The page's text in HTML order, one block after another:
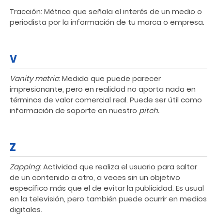
Tracción: Métrica que señala el interés de un medio o
periodista por la información de tu marca o empresa.
V
Vanity metric: Medida que puede parecer
impresionante, pero en realidad no aporta nada en
términos de valor comercial real. Puede ser útil como
información de soporte en nuestro pitch.
Z
Zapping: Actividad que realiza el usuario para saltar
de un contenido a otro, a veces sin un objetivo
específico más que el de evitar la publicidad. Es usual
en la televisión, pero también puede ocurrir en medios
digitales.